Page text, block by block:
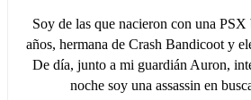
Soy de las que nacieron con una PSX
años, hermana de Crash Bandicoot y
De día, junto a mi guardián Auron,
noche soy una assassin en